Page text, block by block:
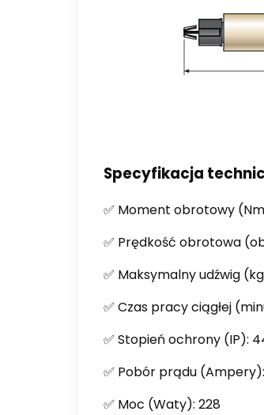
Specyfikacja
✅ Moment obrotowy
✅ Prędkość obrotowa
✅ Maksymalny udźwig
✅ Czas pracy ciągłej
✅ Stopień ochrony (IP):
✅ Pobór prądu
✅ Moc (Waty): 228